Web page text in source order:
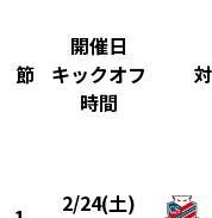
節
開催日
キックオフ
時間
2/24(土)